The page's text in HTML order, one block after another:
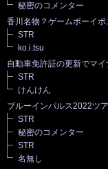
秘密のコメンター
香川名物？ゲームボーイ
STR
ko.i.tsu
自動車免許証の更新でマ
STR
けんけん
ブルーインパルス2022ツ
STR
秘密のコメンター
STR
名無し